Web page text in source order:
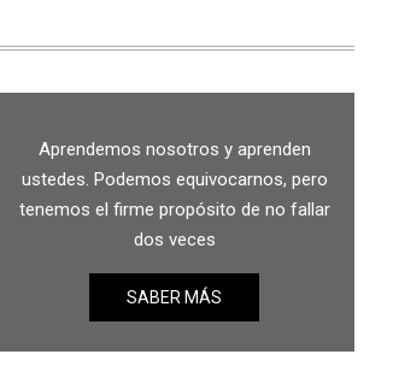
Aprendemos nosotros y aprenden
ustedes. Podemos equivocarnos, pero
tenemos el firme propósito de no fallar
dos veces
SABER MÁS